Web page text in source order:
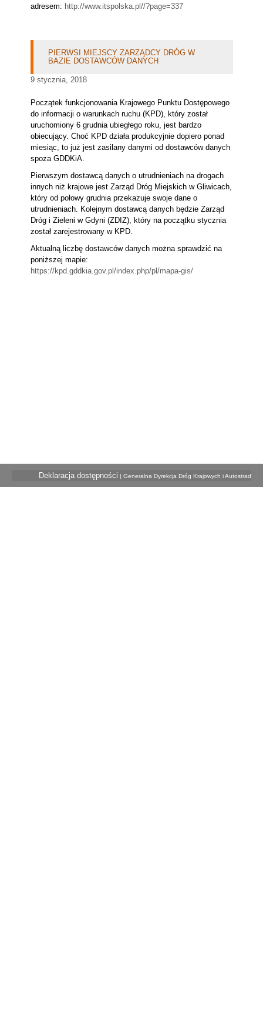
adresem: http://www.itspolska.pl//?page=337
PIERWSI MIEJSCY ZARZĄDCY DRÓG W
BAZIE DOSTAWCÓW DANYCH
9 stycznia, 2018
Początek funkcjonowania Krajowego Punktu Dostępowego
do informacji o warunkach ruchu (KPD), który został
uruchomiony 6 grudnia ubiegłego roku, jest bardzo
obiecujący. Choć KPD działa produkcyjnie dopiero ponad
miesiąc, to już jest zasilany danymi od dostawców danych
spoza GDDKiA.
Pierwszym dostawcą danych o utrudnieniach na drogach
innych niż krajowe jest Zarząd Dróg Miejskich w Gliwicach,
który od połowy grudnia przekazuje swoje dane o
utrudnieniach. Kolejnym dostawcą danych będzie Zarząd
Dróg i Zieleni w Gdyni (ZDIZ), który na początku stycznia
został zarejestrowany w KPD.
Aktualną liczbę dostawców danych można sprawdzić na
poniższej mapie:
https://kpd.gddkia.gov.pl/index.php/pl/mapa-gis/
Deklaracja dostępności | Generalna Dyrekcja Dróg Krajowych i Autostrad